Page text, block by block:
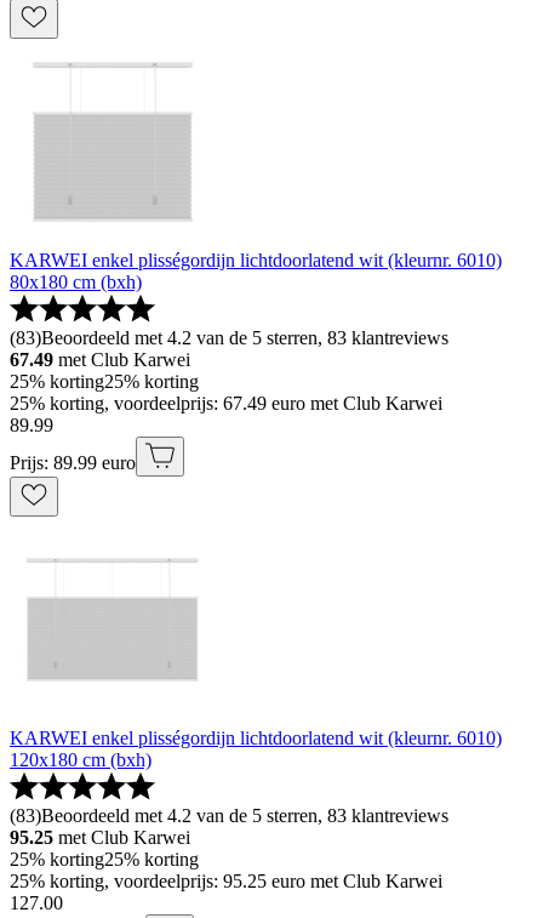
KARWEI enkel plisségordijn lichtdoorlatend wit (kleurnr. 6010)
80x180 cm (bxh)
(83)Beoordeeld met 4.2 van de 5 sterren, 83 klantreviews
67.49 met Club Karwei
25% korting25% korting
25% korting, voordeelprijs: 67.49 euro met Club Karwei
89.99
Prijs: 89.99 euro
KARWEI enkel plisségordijn lichtdoorlatend wit (kleurnr. 6010)
120x180 cm (bxh)
(83)Beoordeeld met 4.2 van de 5 sterren, 83 klantreviews
95.25 met Club Karwei
25% korting25% korting
25% korting, voordeelprijs: 95.25 euro met Club Karwei
127.00